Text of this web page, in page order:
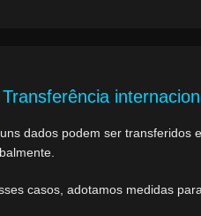
dados podem ser transferidos
casos, adotamos medidas